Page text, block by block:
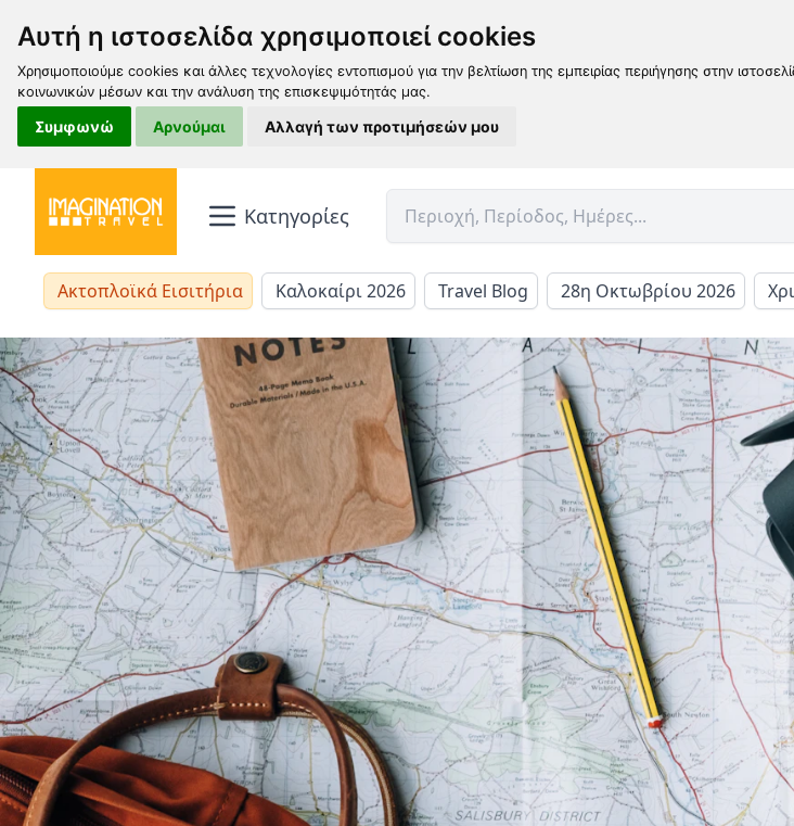
Αυτή η ιστοσελίδα χρησιμοποιεί cookies
Χρησιμοποιούμε cookies και άλλες τεχνολογίες εντοπισμού για την βελτίωση της εμπειρίας περιήγησης στην
κοινωνικών μέσων και την ανάλυση της επισκεψιμότητάς μας.
Συμφωνώ Αρνούμαι Αλλαγή των προτιμήσεών μου
Κατηγορίες
Ακτοπλοϊκά Εισιτήρια Καλοκαίρι 2026 Travel Blog 28η Οκτωβρίου 2026